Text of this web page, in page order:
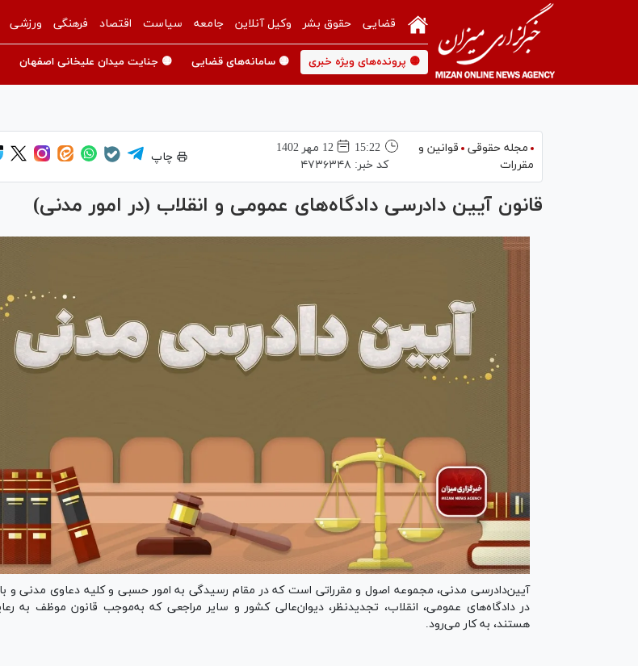
قضایی حقوق بشر وکیل آنلاین جامعه سیاست اقتصاد فرهنگی ورزشی
🟡 پرونده‌های ویژه خبری 🟡 سامانه‌های قضایی 🟡 جنایت میدان علیخانی اصفهان
مجله حقوقی
قوانین و
مقررات
15:22
12 مهر 1402
کد خبر: ۴۷۳۶۳۴۸
چاپ
‌قانون آیین دادرسی دادگاه‌های عمومی و انقلاب (در امور مدنی)
آیین‌دادرسی مدنی، مجموعه اصول و مقرراتی است که در مقام رسیدگی به امور حسبی و کلیه دعاوی مدنی و
در دادگاه‌های عمومی، انقلاب، تجدیدنظر، دیوان‌عالی کشور و سایر مراجعی که به‌موجب قانون موظف به
هستند، به کار می‌رود.